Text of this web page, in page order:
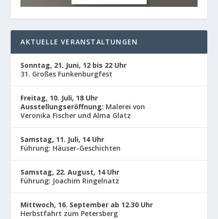
AKTUELLE VERANSTALTUNGEN
Sonntag, 21. Juni, 12 bis 22 Uhr
31. Großes Funkenburgfest
Freitag, 10. Juli, 18 Uhr
Ausstellungseröffnung: Malerei von
Veronika Fischer und Alma Glatz
Samstag, 11. Juli, 14 Uhr
Führung: Häuser-Geschichten
Samstag, 22. August, 14 Uhr
Führung: Joachim Ringelnatz
Mittwoch, 16. September ab 12.30 Uhr
Herbstfahrt zum Petersberg